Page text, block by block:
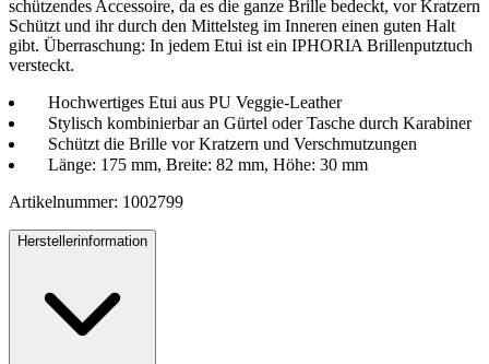
schützendes Accessoire, da es die ganze Brille bedeckt, vor Kratzern
Schützt und ihr durch den Mittelsteg im Inneren einen guten Halt
gibt. Überraschung: In jedem Etui ist ein IPHORIA Brillenputztuch
versteckt.
Hochwertiges Etui aus PU Veggie-Leather
Stylisch kombinierbar an Gürtel oder Tasche durch Karabiner
Schützt die Brille vor Kratzern und Verschmutzungen
Länge: 175 mm, Breite: 82 mm, Höhe: 30 mm
Artikelnummer: 1002799
Herstellerinformation